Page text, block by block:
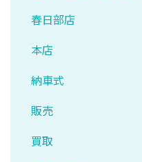
春日部店
本店
納車式
販売
買取